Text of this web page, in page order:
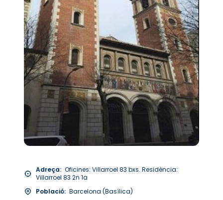
Adreça: Oficines: Villarroel 83 bxs. Residència:
Villarroel 83 2n 1a
Població: Barcelona (Basílica)